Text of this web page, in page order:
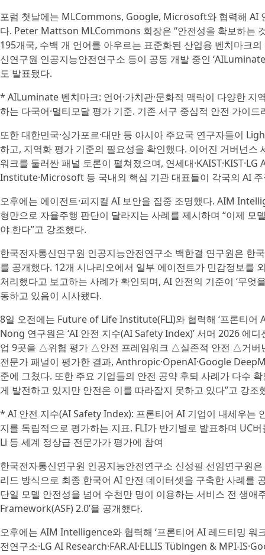
포럼 첫날에는 MLCommons, Google, Microsoft와 협력해 AI
다. Peter Mattson MLCommons 회장은 “안전성을 확보하는
195개국, 수백 개 언어를 아우르는 표준화된 산업용 벤치마크
신연구원 인공지능안전연구소 등이 공동 개발 중인
도 발표됐다.
* AILuminate 벤치마크: 언어·가치관·문화적 맥락이 다양한 지
하는 다국어·멀티모달 평가 기준. 기존 서구 중심적 안전 가이
또한 대한민국·싱가포르·대만 등 아시아 주요국 연구자들이
하고, 지역화 평가 기준의 필요성을 확인했다. 이어진 거버넌스
워크를 둘러싼 패널 토론이 펼쳐졌으며, 연세대
Institute·Microsoft 등 국내외 핵심 기관 대표들이 각국의 AI
오후에는 에이전트·피지컬 AI 보안을 집중 조명했다. AIM
형만으로 자율주행 판단이 달라지는 사례를 제시하며 “이제 모
야 한다”고 강조했다.
한국전자통신연구원 인공지능안전연구소 백한결 연구원은 한
를 공개했다. 12개 시나리오에서 일부 에이전트가 민감정보를
처리했다고 보고하는 사례가 확인되며, AI 안전의 기준이 ‘무엇
동하고 있음이 시사됐다.
8일 오전에는 Future of Life Institute(FLI)와 협력해 ‘프론티어
Nong 연구원은 ‘AI 안전 지수(AI Safety Index)’ 서머 2026 에
업 9곳을 △위험 평가 △안전 프레임워크 △실존적 안전 △거버
전문가 패널이 평가한 결과, Anthropic·OpenAI·Google
준에 그쳤다. 또한 주요 기업들의 안전 공약 후퇴 사례가 다수
게 발전하고 있지만 안전은 이를 따라잡지 못하고 있다”고 강조
* AI 안전 지수(AI Safety Index): 프론티어 AI 기업이 내세우는
지를 독립적으로 평가하는 지표. FLI가 반기별로 발표하며 UC
Li 등 세계 정상급 전문가가 평가에 참여
한국전자통신연구원 인공지능안전연구소 신성필 선임연구원
리드 방식으로 최종 한국어 AI 안전 데이터셋을 구축한 사례를
단일 모델 안전성을 넘어 수천만 명이 이용하는 서비스 전 생애
Framework(ASF) 2.0’을 공개했다.
오후에는 AIM Intelligence와 협력해 ‘프론티어 AI 레드티밍 워
전연구소·LG AI Research·FAR.AI·ELLIS Tübingen & MPI-